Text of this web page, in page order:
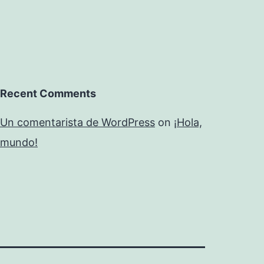
Recent Comments
Un comentarista de WordPress on ¡Hola,
mundo!